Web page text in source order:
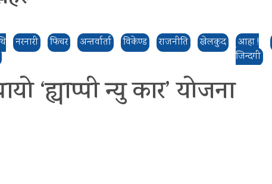
नरनारी फिचर अन्तर्वार्ता विकेण्ड राजनीति खेलकुद
आहा !
जिन्दगी
‘ह्याप्पी न्यु कार’ योजना